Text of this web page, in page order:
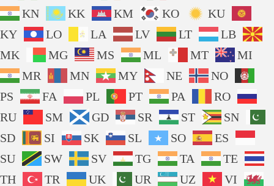
KN
KK KM KO
KU
KY
LO LA LV LT
LB
MK
MG MS ML MT
MI
MR
MN MY NE
NO
PS
FA PL PT PA
RO
RU
SM GD SR ST
SN
SD
SI SK SL SO
ES
SU
SW SV TG TA
TE
TH
TR UK UR UZ VI